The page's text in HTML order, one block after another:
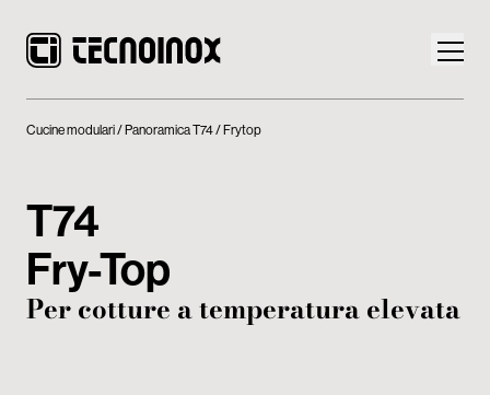
Prodotti
Mondo Tecnoinox
Cucine modulari Panoramica T74 Frytop
T74
Fry-Top
Per cotture a temperatura elevata